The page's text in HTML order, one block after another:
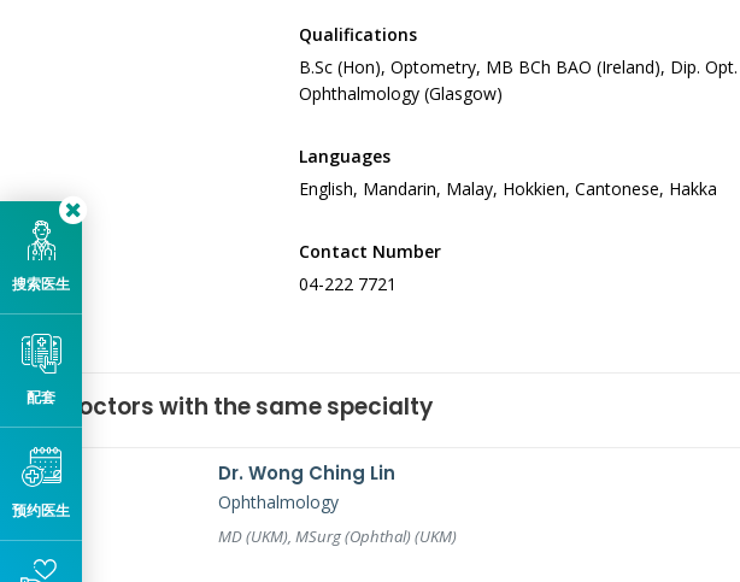
Qualifications
B.Sc (Hon), Optometry, MB BCh BAO (Ireland), Dip.
Ophthalmology (Glasgow)
Languages
English, Mandarin, Malay, Hokkien, Cantonese, Hakka
Contact Number
04-222 7721
Doctors with the same specialty
Dr. Wong Ching Lin
Ophthalmology
MD (UKM), MSurg (Ophthal) (UKM)
搜索医生
配套
预约医生